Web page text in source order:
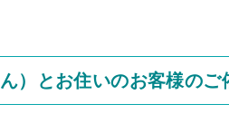
）とお住いのお客様のご